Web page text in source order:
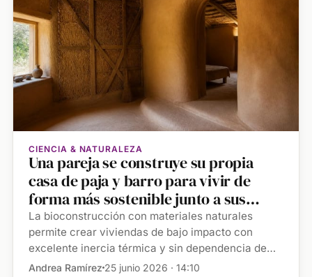
CIENCIA & NATURALEZA
Una pareja se construye su propia
casa de paja y barro para vivir de
forma más sostenible junto a sus
hijos: "Lo más parecido a un efecto
cueva, con una temperatura muy
estable a lo largo de todo el año"
La bioconstrucción con materiales naturales
permite crear viviendas de bajo impacto con
excelente inercia térmica y sin dependencia de
climatización […]
Andrea Ramírez 25 junio 2026 · 14:10